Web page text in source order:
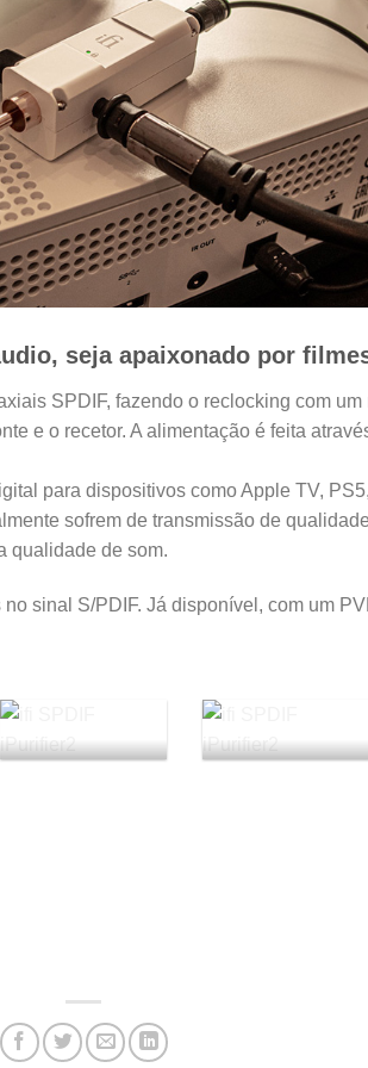
seja apaixonado por
SPDIF, fazendo o reclocking com
e o recetor. A alimentação é feita
para dispositivos como Apple TV,
sofrem de transmissão de
qualidade de som.
sinal S/PDIF. Já disponível, com um